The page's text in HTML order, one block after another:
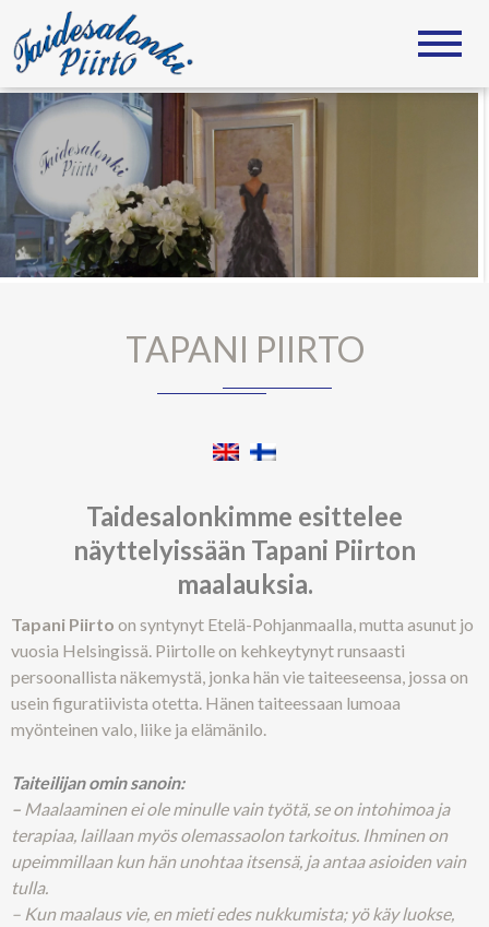
TAPANI PIIRTO
Taidesalonkimme esittelee
näyttelyissään Tapani Piirton
maalauksia.
Tapani Piirto on syntynyt Etelä-Pohjanmaalla, mutta asunut jo
vuosia Helsingissä. Piirtolle on kehkeytynyt runsaasti
persoonallista näkemystä, jonka hän vie taiteeseensa, jossa on
usein figuratiivista otetta. Hänen taiteessaan lumoaa
myönteinen valo, liike ja elämänilo.
Taiteilijan omin sanoin:
– Maalaaminen ei ole minulle vain työtä, se on intohimoa ja
terapiaa, laillaan myös olemassaolon tarkoitus. Ihminen on
upeimmillaan kun hän unohtaa itsensä, ja antaa asioiden vain
tulla.
– Kun maalaus vie, en mieti edes nukkumista; yö käy luokse,